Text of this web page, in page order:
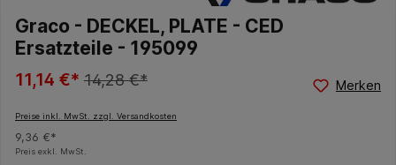
Graco - DECKEL, PLATE - CED
Ersatzteile - 195099
11,14 €* 14,28 €* Merken
Preise inkl. MwSt. zzgl. Versandkosten
9,36 €*
Preis exkl. MwSt.